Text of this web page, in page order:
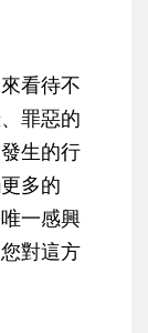
看待不
罪惡的
生的行
多的
一感興
對這方